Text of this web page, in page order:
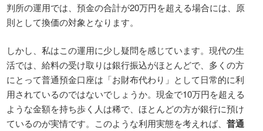
判所の運用では、預金の合計が20万円を超える場合には、原
則として換価の対象となります。
しかし、私はこの運用に少し疑問を感じています。現代の生
活では、給料の受け取りは銀行振込がほとんどで、多くの方
にとって普通預金口座は「お財布代わり」として日常的に利
用されているのではないでしょうか。現金で10万円を超える
ような金額を持ち歩く人は稀で、ほとんどの方が銀行に預け
ているのが実情です。このような利用実態を考えれば、普通